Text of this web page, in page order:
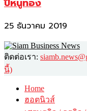
ปีหนูทอง
25 ธันวาคม 2019
ติดต่อเรา:
นี้)
Home
ฮอตนิวส์